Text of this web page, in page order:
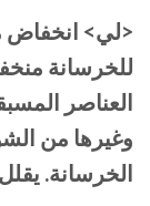
<لي> انخفاض
للخرسانة
العناصر
وغيرها من
الخرسانة.